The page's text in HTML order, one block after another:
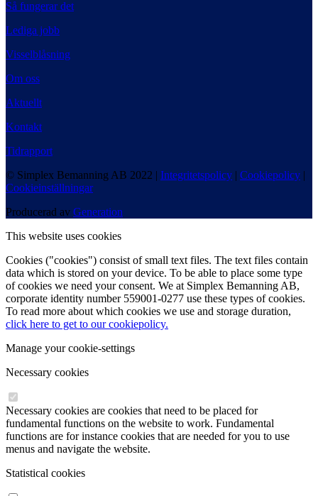
Så fungerar det
Lediga jobb
Visselblåsning
Om oss
Aktuellt
Kontakt
Tidrapport
© Simplex Bemanning AB 2022 | Integritetspolicy | Cookiepolicy |
Cookieinställningar
Producerad av Generation
This website uses cookies
Cookies ("cookies") consist of small text files. The text files contain
data which is stored on your device. To be able to place some type
of cookies we need your consent. We at Simplex Bemanning AB,
corporate identity number 559001-0277 use these types of cookies.
To read more about which cookies we use and storage duration,
click here to get to our cookiepolicy.
Manage your cookie-settings
Necessary cookies
Necessary cookies are cookies that need to be placed for
fundamental functions on the website to work. Fundamental
functions are for instance cookies that are needed for you to use
menus and navigate the website.
Statistical cookies